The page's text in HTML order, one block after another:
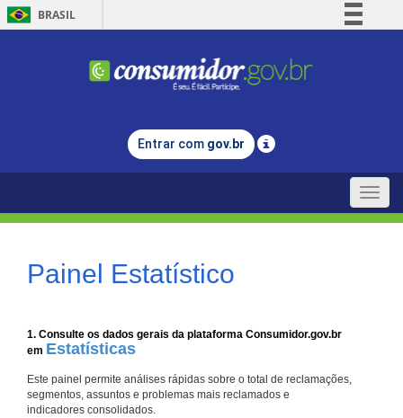
BRASIL
Comunica BR
Legislação
Entrar com gov.br
Toggle
Painel Estatístico
1. Consulte os dados gerais da plataforma Consumidor.gov.br
em Estatísticas
Este painel permite análises rápidas sobre o total de reclamações,
segmentos, assuntos e problemas mais reclamados e
indicadores consolidados.